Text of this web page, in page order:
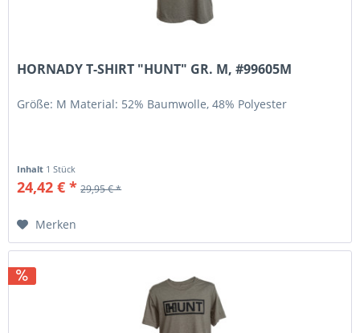
HORNADY T-SHIRT "HUNT" GR. M, #99605M
Größe: M Material: 52% Baumwolle, 48% Polyester
Inhalt 1 Stück
24,42 € * 29,95 € *
Merken